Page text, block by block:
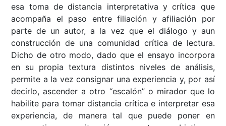
esa toma de distancia interpretativa y crítica que
acompaña el paso entre filiación y afiliación por
parte de un autor, a la vez que el diálogo y aun
construcción de una comunidad crítica de lectura.
Dicho de otro modo, dado que el ensayo incorpora
en su propia textura distintos niveles de análisis,
permite a la vez consignar una experiencia y, por así
decirlo, ascender a otro “escalón” o mirador que lo
habilite para tomar distancia crítica e interpretar esa
experiencia, de manera tal que puede poner en